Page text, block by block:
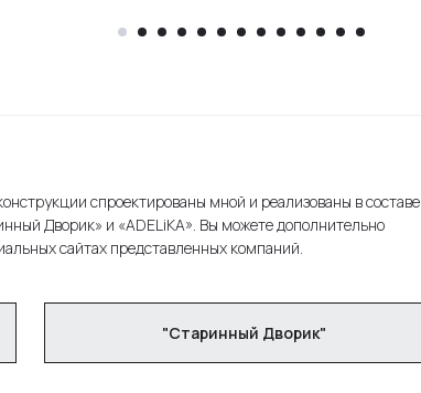
спроектированы мной и реализованы в составе
Дворик» и «ADELiKA». Вы можете дополнительно
сайтах представленных компаний.
"Старинный Дворик"